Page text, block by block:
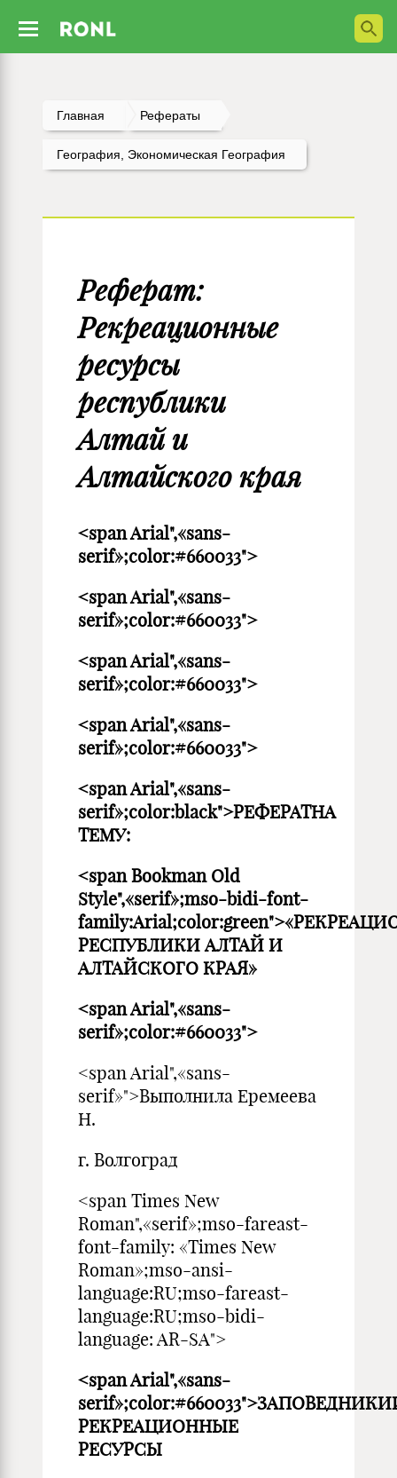
Главная Рефераты
География, Экономическая География
Реферат:
Рекреационные
ресурсы
республики
Алтай и
Алтайского края
<span Arial",«sans-
serif»;color:#660033">
<span Arial",«sans-
serif»;color:#660033">
<span Arial",«sans-
serif»;color:#660033">
<span Arial",«sans-
serif»;color:#660033">
<span Arial",«sans-
serif»;color:black">РЕФЕРАТНА
ТЕМУ:
<span Bookman Old
Style",«serif»;mso-bidi-font-
РЕСПУБЛИКИ АЛТАЙ И
АЛТАЙСКОГО КРАЯ»
<span Arial",«sans-
serif»;color:#660033">
<span Arial",«sans-
serif»">Выполнила Еремеева
Н.
г. Волгоград
<span Times New
Roman",«serif»;mso-fareast-
font-family: «Times New
Roman»;mso-ansi-
language:RU;mso-fareast-
language:RU;mso-bidi-
language: AR-SA">
<span Arial",«sans-
РЕКРЕАЦИОННЫЕ
РЕСУРСЫ